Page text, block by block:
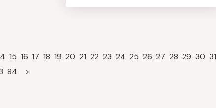
15 16 17 18 19 20 21 22 23 24 25 26 27 28 29 30 31
84 >